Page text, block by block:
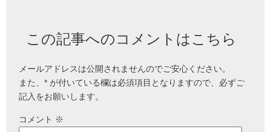
この記事へのコメントはこちら
メールアドレスは公開されませんのでご安心ください。
また、* が付いている欄は必須項目となりますので、必ずご
記入をお願いします。
コメント ※